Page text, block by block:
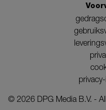
© 2026 DPG Media B.V. -